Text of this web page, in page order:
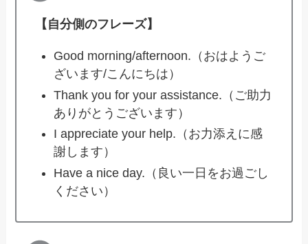
【自分側のフレーズ】
Good morning/afternoon.（おはようご
ざいます/こんにちは）
Thank you for your assistance.（ご助力
ありがとうございます）
I appreciate your help.（お力添えに感
謝します）
Have a nice day.（良い一日をお過ごし
ください）